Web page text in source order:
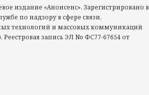
издание «Анонсенс». Зарегистрировано в
по надзору в сфере связи,
технологий и массовых коммуникаций
запись ЭЛ No ФС77-67654 от